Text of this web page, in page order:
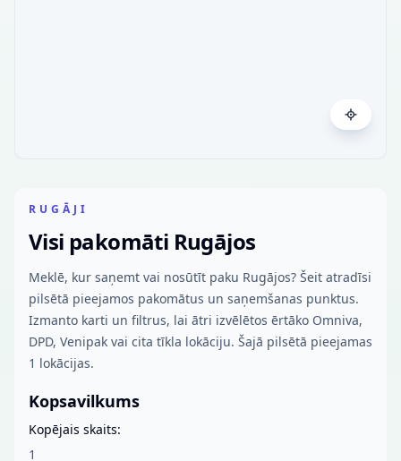
RUGĀJI
Visi pakomāti Rugājos
Meklē, kur saņemt vai nosūtīt paku Rugājos? Šeit atradīsi
pilsētā pieejamos pakomātus un saņemšanas punktus.
Izmanto karti un filtrus, lai ātri izvēlētos ērtāko Omniva,
DPD, Venipak vai cita tīkla lokāciju. Šajā pilsētā pieejamas
1 lokācijas.
Kopsavilkums
Kopējais skaits:
1